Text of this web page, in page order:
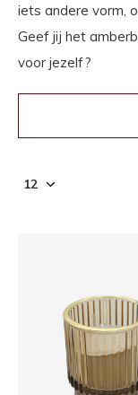
iets andere vorm,
Geef jij het
voor jezelf?